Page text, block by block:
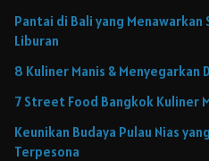
Pantai di Bali yang Menawarkan
Liburan
8 Kuliner Manis & Menyegarkan
7 Street Food Bangkok Kuliner
Keunikan Budaya Pulau Nias
Terpesona